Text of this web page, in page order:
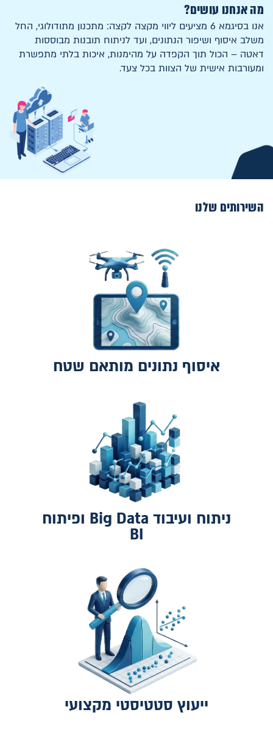
מה אנחנו עושים?
אנו בסיגמא 6 מציעים ליווי מקצה לקצה: מתכנון מתודולוגי, החל
משלב איסוף ושיפור הנתונים, ועד לניתוח תובנות מבוססות
דאטה – הכול תוך הקפדה על מהימנות, איכות בלתי מתפשרת
ומעורבות אישית של הצוות בכל צעד.
השירותים שלנו
איסוף נתונים מותאם שטח
ניתוח ועיבוד Big Data ופיתוח
BI
ייעוץ סטטיסטי מקצועי